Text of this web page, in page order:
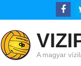
A magyar